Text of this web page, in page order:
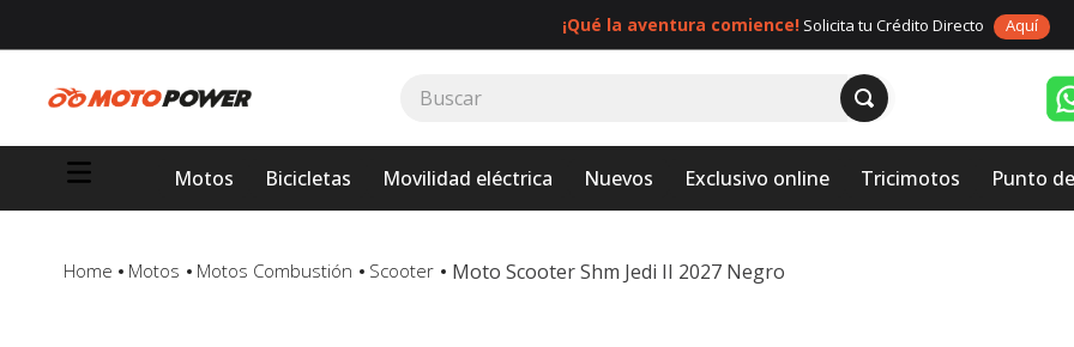
¡Qué la aventura comience!Solicita tu Crédito Directo Aquí
Motos Bicicletas Movilidad eléctrica Nuevos Exclusivo online Tricimotos Punto
Motos Motos Combustión Scooter Moto Scooter Shm Jedi II 2027 Negro
TÉRMINOS MÁS BUSCADOS
loncin
3.
scooter